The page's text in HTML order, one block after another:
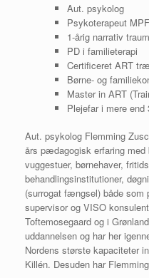
Aut. psykolog
Psykoterapeut MPF
1-årig narrativ
PD i familieterapi
Certificeret ART
Børne- og
Master in ART
Plejefar i mere end
Aut. psykolog Flemming
års pædagogisk erfaring med
vuggestuer, børnehaver,
behandlingsinstitutioner,
(surrogat fængsel) både som
supervisor og VISO
Toftemosegaard og i
uddannelsen og har her
Nordens største kapaciteter
Killén. Desuden har